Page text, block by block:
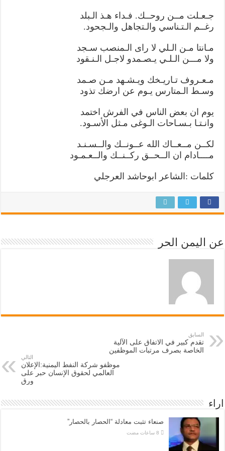
جـعـلت مــن روحــك. فـداء هـذ الـبلد
رغــم الـتـناسي والـتجاهل والـجحود.
مـانتا مـن الـلي لا راى الـمنصب سـجد
ولا مـــن الـلـي يـصـمدو لاجـل الـنـقود
مـعـروف تـاريـخك ويـشـهد مـن صـمد
وسـط الـمتارس يـوم عن ارضك تذود
يوم ان بعض الناس في الفرش اختمد
وانـتـا بـسـاحات الـوغى مـثل الأسـود.
لكــن مــعــاك الله عــونــك والــسـنـد
مــــادام ان الــحــق ركــنــك والــعـمـود
كلمات :الشاعر ابوحاشد العرجلي
عن اليمن الحر
السابق
تقدم كبير في الاتفاق على الآلية
الخاصة بصرف مرتبات الموظفين
التالي
موظفو شركة النفط اليمنية:الإعلان
العالمي لحقوق الإنسان حبر على
ورق
اراء
صنعاء تثبت معادلة “الحصار بالحصار”